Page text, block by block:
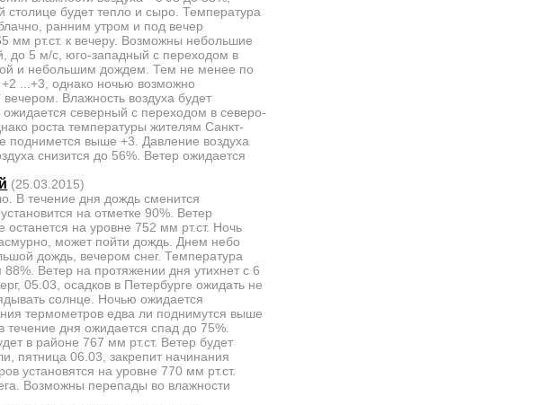
столице будет тепло и сыро. Температура
ранним утром и под вечер
мм рт.ст. к вечеру. Возможны небольшие
до 5 м/с, юго-западный с переходом в
и небольшим дождем. Тем не менее по
...+3, однако ночью возможно
Влажность воздуха будет
северный с переходом в северо-
роста температуры жителям Санкт-
поднимется выше +3. Давление воздуха
снизится до 56%. Ветер ожидается
(25.03.2015)
В течение дня дождь сменится
на отметке 90%. Ветер
на уровне 752 мм рт.ст. Ночь
может пойти дождь. Днем небо
дождь, вечером снег. Температура
Ветер на протяжении дня утихнет с 6
05.03, осадков в Петербурге ожидать не
солнце. Ночью ожидается
термометров едва ли поднимутся выше
течение дня ожидается спад до 75%.
в районе 767 мм рт.ст. Ветер будет
пятница 06.03, закрепит начинания
установятся на уровне 770 мм рт.ст.
Возможны перепады во влажности